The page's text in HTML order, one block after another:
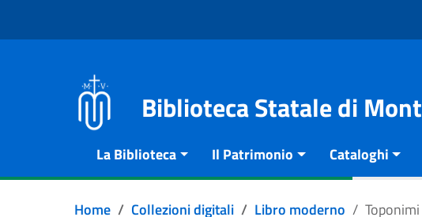
Biblioteca Statale di
La Biblioteca Il Patrimonio Cataloghi
Home Collezioni digitali Libro moderno